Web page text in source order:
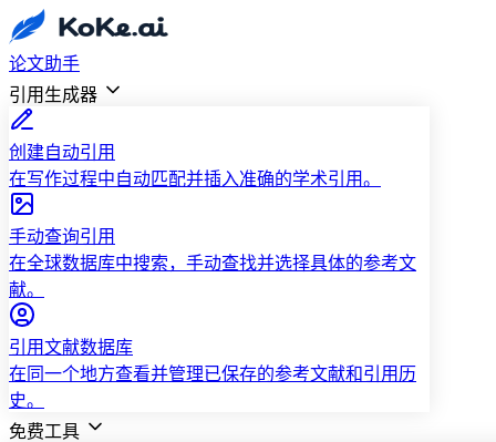
论文助手
引用生成器
创建自动引用
在写作过程中自动匹配并插入准确的学术引用。
手动查询引用
在全球数据库中搜索，手动查找并选择具体的参考文
献。
引用文献数据库
在同一个地方查看并管理已保存的参考文献和引用历
史。
免费工具